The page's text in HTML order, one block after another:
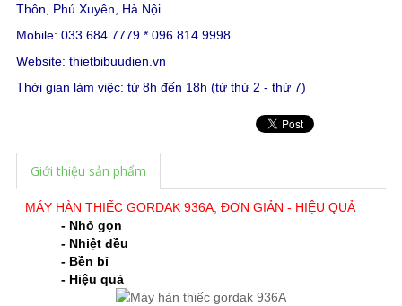
Thôn, Phú Xuyên, Hà Nội
Mobile: 033.684.7779 * 096.814.9998
Website: thietbibuudien.vn
Thời gian làm việc: từ 8h đến 18h (từ thứ 2 - thứ 7)
Giới thiệu sản phẩm
MÁY HÀN THIẾC GORDAK 936A, ĐƠN GIẢN - HIỆU QUẢ
- Nhỏ gọn
- Nhiệt đều
- Bền bỉ
- Hiệu quả